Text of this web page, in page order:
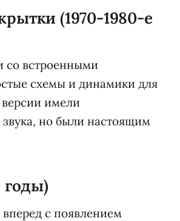
(1970-1980-е
со встроенными
схемы и динамики для
имели
но были настоящим
годы)
вперед с появлением